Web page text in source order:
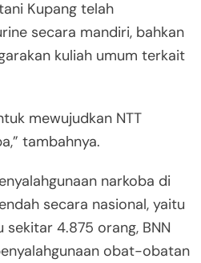
Kupang telah
secara mandiri, bahkan
kuliah umum terkait
mewujudkan NTT
tambahnya.
narkoba di
secara nasional, yaitu
4.875 orang, BNN
obat-obatan